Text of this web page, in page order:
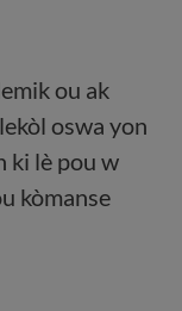
ou ak
oswa yon
ki lè pou w
kòmanse